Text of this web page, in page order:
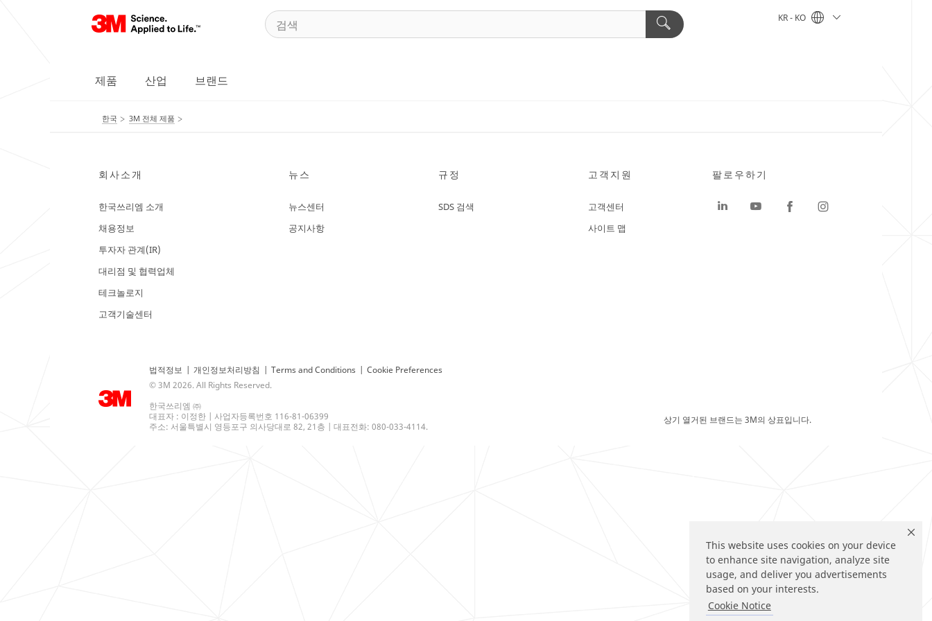
This website uses cookies on your device
to enhance site navigation, analyze site
usage, and deliver you advertisements
based on your interests.
Cookie Notice
KR - KO
제품 산업 브랜드
한국 3M 전체 제품
회사소개
한국쓰리엠 소개
채용정보
투자자 관계(IR)
대리점 및 협력업체
테크놀로지
고객기술센터
뉴스
뉴스센터
공지사항
규정
SDS 검색
고객지원
고객센터
사이트 맵
법적정보 | 개인정보처리방침 | Terms and Conditions | Cookie Preferences
© 3M 2026. All Rights Reserved.
한국쓰리엠 ㈜
대표자 : 이정한 | 사업자등록번호 116-81-06399
주소: 서울특별시 영등포구 의사당대로 82, 21층 | 대표전화: 080-033-4114.
팔로우하기
상기 열거된 브랜드는 3M의 상표입니다.